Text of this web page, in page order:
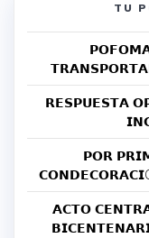
TU
𝗥𝗘𝗦𝗣𝗨𝗘𝗦𝗧𝗔
𝗣𝗢𝗥
𝗔𝗖𝗧𝗢